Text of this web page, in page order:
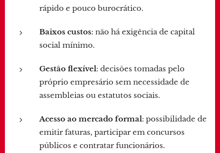
rápido e pouco burocrático.
Baixos custos: não há exigência de capital
social mínimo.
Gestão flexível: decisões tomadas pelo
próprio empresário sem necessidade de
assembleias ou estatutos sociais.
Acesso ao mercado formal: possibilidade de
emitir faturas, participar em concursos
públicos e contratar funcionários.